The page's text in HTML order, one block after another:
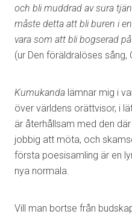
och bli muddrad av sura
måste detta att bli buren i
vara som att bli bogserad
(ur Den föräldralöses sång,
Kumukanda lämnar mig i
över världens orättvisor, i
är återhållsam med den
jobbig att möta, och
första poesisamling är en
nya normala.
Vill man bortse från